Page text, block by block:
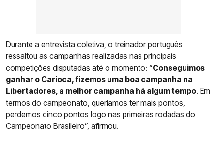
Durante a entrevista coletiva, o treinador português
ressaltou as campanhas realizadas nas principais
competições disputadas até o momento: “Conseguimos
ganhar o Carioca, fizemos uma boa campanha na
Libertadores, a melhor campanha há algum tempo. Em
termos do campeonato, queríamos ter mais pontos,
perdemos cinco pontos logo nas primeiras rodadas do
Campeonato Brasileiro”, afirmou.